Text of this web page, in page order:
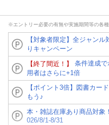
※エントリー必要の有無や実施期間等の各
【対象者限定】全ジャン
りキャンペーン
【終了間近！】
条件達成で
用者はさらに+1倍
【ポイント3倍】図書カー
もう♪
本・雑誌在庫あり商品対象
026/8/1-8/31